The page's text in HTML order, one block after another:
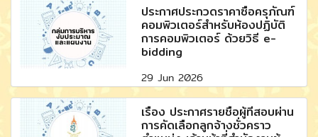
ประกาศประกวดราคาซื้อครุภัณฑ์
คอมพิวเตอร์สำหรับห้องปฏิบัติ
การคอมพิวเตอร์ ด้วยวิธี e-
bidding
29 Jun 2026
เรื่อง ประกาศรายชื่อผู้ที่สอบผ่าน
การคัดเลือกลูกจ้างชั่วคราว